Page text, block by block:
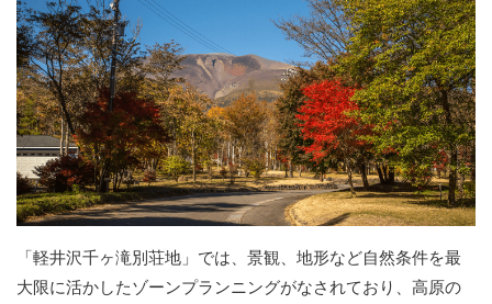
「軽井沢千ヶ滝別荘地」では、景観、地形など自然条件を最
大限に活かしたゾーンプランニングがなされており、高原の